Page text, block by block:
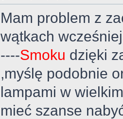
Mam problem z
wątkach
----Smoku dzięki
,myślę podobnie
lampami w
mieć szanse